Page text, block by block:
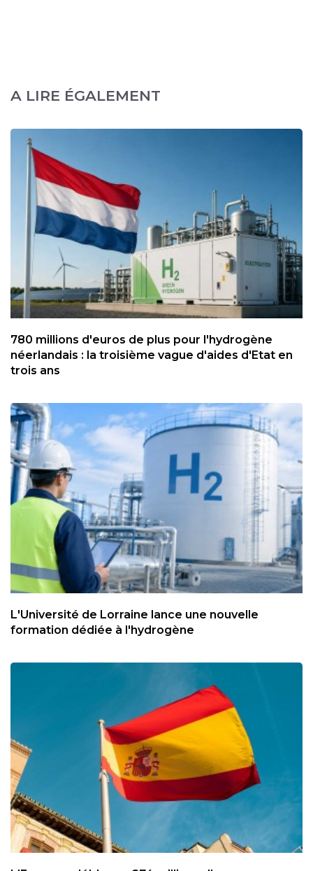
A LIRE ÉGALEMENT
780 millions d'euros de plus pour l'hydrogène
néerlandais : la troisième vague d'aides d'Etat en
trois ans
L'Université de Lorraine lance une nouvelle
formation dédiée à l'hydrogène